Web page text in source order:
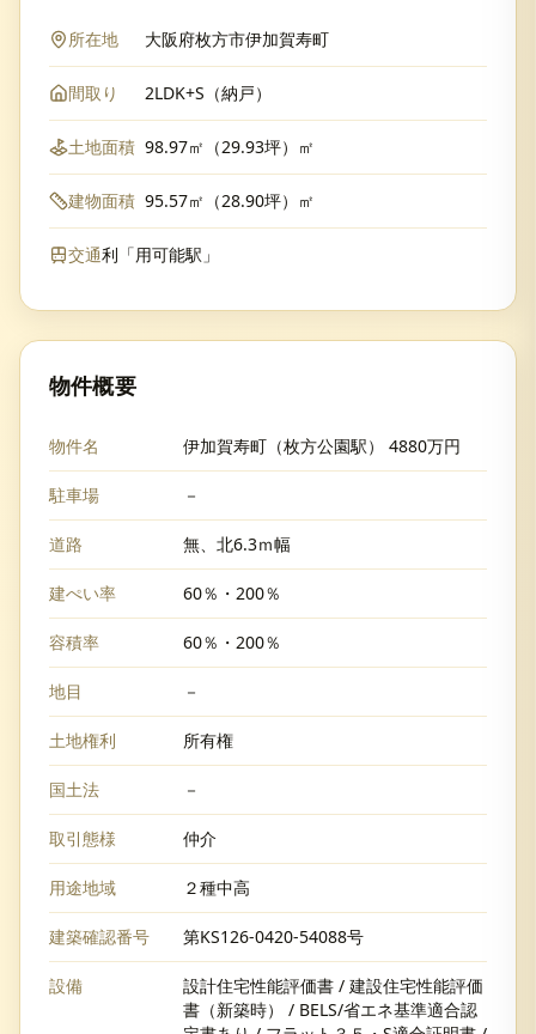
所在地 大阪府枚方市伊加賀寿町
間取り 2LDK+S（納戸）
土地面積 98.97㎡（29.93坪）㎡
建物面積 95.57㎡（28.90坪）㎡
交通利「用可能駅」
物件概要
物件名 伊加賀寿町（枚方公園駅） 4880万円
駐車場 －
道路 無、北6.3ｍ幅
建ぺい率 60％・200％
容積率 60％・200％
地目 －
土地権利 所有権
国土法 －
取引態様 仲介
用途地域 ２種中高
建築確認番号 第KS126-0420-54088号
設備
設計住宅性能評価書 / 建設住宅性能評価
書（新築時） / BELS/省エネ基準適合認